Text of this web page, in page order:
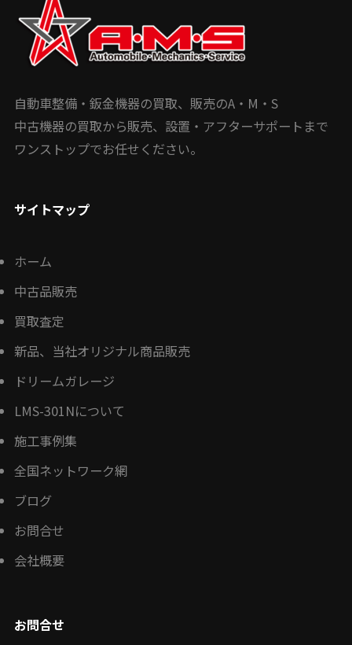
自動車整備・鈑金機器の買取、販売のA・M・S
中古機器の買取から販売、設置・アフターサポートまで
ワンストップでお任せください。
サイトマップ
ホーム
中古品販売
買取査定
新品、当社オリジナル商品販売
ドリームガレージ
LMS-301Nについて
施工事例集
全国ネットワーク網
ブログ
お問合せ
会社概要
お問合せ